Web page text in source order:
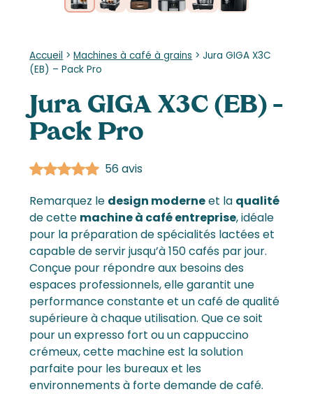
Accueil >Machines à café à grains >Jura GIGA X3C
(EB) – Pack Pro
Jura GIGA X3C (EB) –
Pack Pro
56 avis
Remarquez le design moderneet la qualité
de cette machine à café entreprise, idéale
pour la préparation de spécialités lactées et
capable de servir jusqu’à 150 cafés par jour.
Conçue pour répondre aux besoins des
espaces professionnels, elle garantit une
performance constante et un café de qualité
supérieure à chaque utilisation. Que ce soit
pour un expresso fort ou un cappuccino
crémeux, cette machine est la solution
parfaite pour les bureaux et les
environnements à forte demande de café.